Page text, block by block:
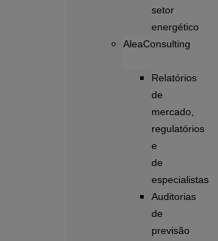
setor
energético
AleaConsulting
Relatórios
de
mercado,
regulatórios
e
de
especialistas
Auditorias
de
previsão